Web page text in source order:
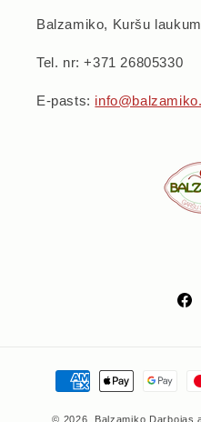
Balzamiko, Kuršu
Tel. nr: +371 26805330
E-pasts:
Maksājumu
metodes
© 2026, Balzamiko Darbojas